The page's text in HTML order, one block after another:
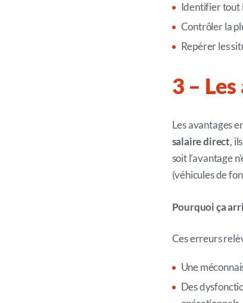
Identifier tout
Contrôler la
Repérer les
3 – Les
Les avantages
salaire direct,
soit l’avantage
(véhicules de
Pourquoi ça
Ces erreurs
Une
Des